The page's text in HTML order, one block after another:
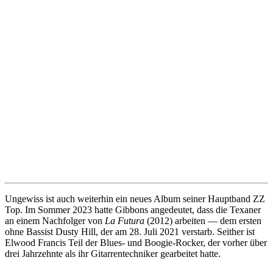
Ungewiss ist auch weiterhin ein neues Album seiner Hauptband ZZ
Top. Im Sommer 2023 hatte Gibbons angedeutet, dass die Texaner
an einem Nachfolger von La Futura (2012) arbeiten — dem ersten
ohne Bassist Dusty Hill, der am 28. Juli 2021 verstarb. Seither ist
Elwood Francis Teil der Blues- und Boogie-Rocker, der vorher über
drei Jahrzehnte als ihr Gitarrentechniker gearbeitet hatte.